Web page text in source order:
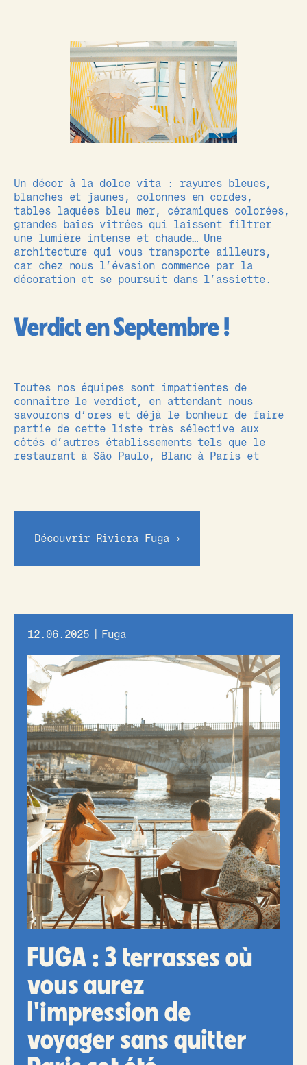
Un décor à la dolce vita : rayures bleues,
blanches et jaunes, colonnes en cordes,
tables laquées bleu mer, céramiques colorées,
grandes baies vitrées qui laissent filtrer
une lumière intense et chaude… Une
architecture qui vous transporte ailleurs,
car chez nous l’évasion commence par la
décoration et se poursuit dans l’assiette.
Verdict en Septembre !
Toutes nos équipes sont impatientes de
connaître le verdict, en attendant nous
savourons d’ores et déjà le bonheur de faire
partie de cette liste très sélective aux
côtés d’autres établissements tels que le
restaurant à São Paulo, Blanc à Paris et
Découvrir Riviera Fuga
12.06.2025 Fuga
FUGA : 3 terrasses où
vous aurez
l'impression de
voyager sans quitter